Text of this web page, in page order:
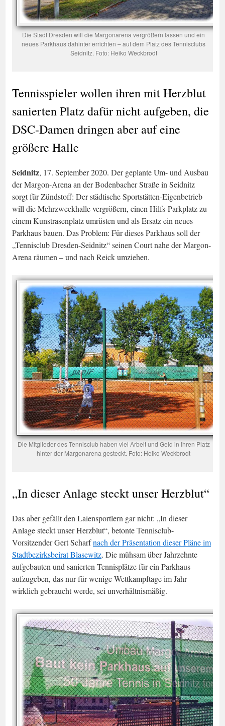
Die Stadt Dresden will die Margonarena vergrößern lassen und ein
neues Parkhaus dahinter errichten – auf dem Platz des Tennisclubs
Seidnitz. Foto: Heiko Weckbrodt
Tennisspieler wollen ihren mit Herzblut
sanierten Platz dafür nicht aufgeben, die
DSC-Damen dringen aber auf eine
größere Halle
Seidnitz, 17. September 2020. Der geplante Um- und Ausbau
der Margon-Arena an der Bodenbacher Straße in Seidnitz
sorgt für Zündstoff: Der städtische Sportstätten-Eigenbetrieb
will die Mehrzweckhalle vergrößern, einen Hilfs-Parkplatz zu
einem Kunstrasenplatz umrüsten und als Ersatz ein neues
Parkhaus bauen. Das Problem: Für dieses Parkhaus soll der
„Tennisclub Dresden-Seidnitz“ seinen Court nahe der Margon-
Arena räumen – und nach Reick umziehen.
Die Mitglieder des Tennisclub haben viel Arbeit und Geld in ihren Platz
hinter der Margonarena gesteckt. Foto: Heiko Weckbrodt
„In dieser Anlage steckt unser Herzblut“
Das aber gefällt den Laiensportlern gar nicht: „In dieser
Anlage steckt unser Herzblut“, betonte Tennisclub-
Vorsitzender Gert Scharfnach der Präsentation dieser Pläne im
Stadtbezirksbeirat Blasewitz. Die mühsam über Jahrzehnte
aufgebauten und sanierten Tennisplätze für ein Parkhaus
aufzugeben, das nur für wenige Wettkampftage im Jahr
wirklich gebraucht werde, sei unverhältnismäßig.